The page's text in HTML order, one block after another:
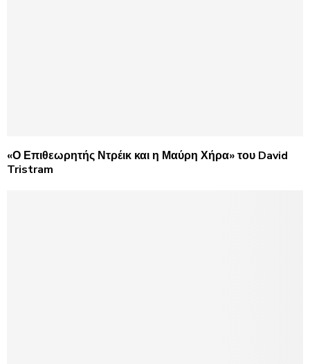
«Ο Επιθεωρητής Ντρέικ και η Μαύρη Χήρα» του David
Tristram